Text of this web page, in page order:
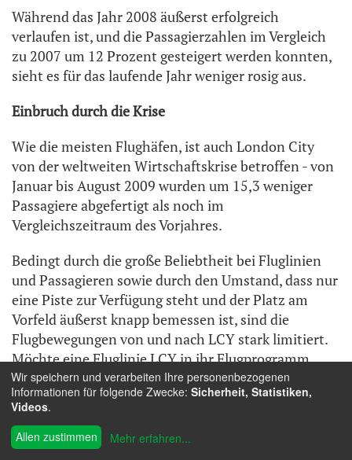
Während das Jahr 2008 äußerst erfolgreich
verlaufen ist, und die Passagierzahlen im Vergleich
zu 2007 um 12 Prozent gesteigert werden konnten,
sieht es für das laufende Jahr weniger rosig aus.
Einbruch durch die Krise
Wie die meisten Flughäfen, ist auch London City
von der weltweiten Wirtschaftskrise betroffen - von
Januar bis August 2009 wurden um 15,3 weniger
Passagiere abgefertigt als noch im
Vergleichszeitraum des Vorjahres.
Bedingt durch die große Beliebtheit bei Fluglinien
und Passagieren sowie durch den Umstand, dass nur
eine Piste zur Verfügung steht und der Platz am
Vorfeld äußerst knapp bemessen ist, sind die
Flugbewegungen von und nach LCY stark limitiert.
Möchte eine Fluglinie LCY in ihr Flugprogramm
aufnehmen oder eine vorhandene eine neue
Destination ex London City anbieten, so kann die
Wartezeit für die benötigten Slots mitunter sogar
einige Jahre betragen.
Wir speichern und verarbeiten Ihre personenbezogenen
Informationen für folgende Zwecke: Sicherheit, Statistiken,
Videos.
Allen zustimmen
Mehr erfahren...